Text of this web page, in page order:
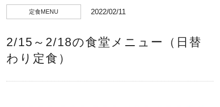
定食MENU 2022/02/11
2/15～2/18の食堂メニュー（日替
わり定食）